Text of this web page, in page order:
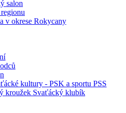
salon
v okrese Rokycany
kultury - PSK a sportu PSS
kroužek Svaťácký klubík